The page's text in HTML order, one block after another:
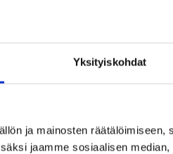
Yksityiskohdat
ja mainosten
jaamme sosiaalisen